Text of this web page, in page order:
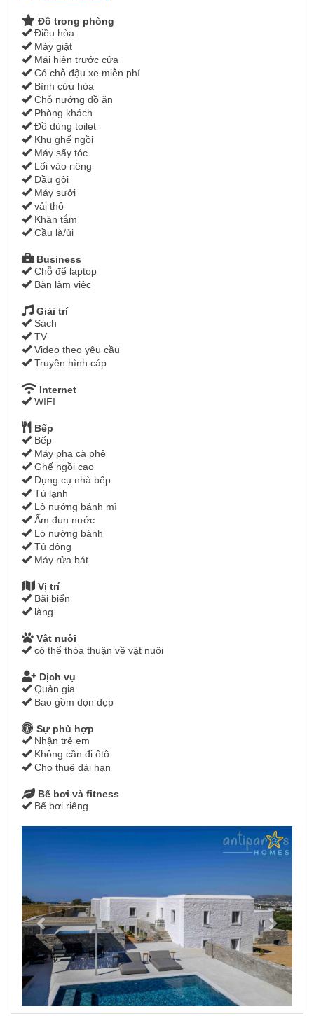
Đồ trong phòng
Điều hòa
Máy giặt
Mái hiên trước cửa
Có chỗ đậu xe miễn phí
Bình cứu hỏa
Chỗ nướng đồ ăn
Phòng khách
Đồ dùng toilet
Khu ghế ngồi
Máy sấy tóc
Lối vào riêng
Dầu gội
Máy sưởi
vải thô
Khăn tắm
Cầu là/ủi
Business
Chỗ để laptop
Bàn làm việc
Giải trí
Sách
TV
Video theo yêu cầu
Truyền hình cáp
Internet
WIFI
Bếp
Bếp
Máy pha cà phê
Ghế ngồi cao
Dụng cụ nhà bếp
Tủ lạnh
Lò nướng bánh mì
Ấm đun nước
Lò nướng bánh
Tủ đông
Máy rửa bát
Vị trí
Bãi biển
làng
Vật nuôi
có thể thỏa thuận về vật nuôi
Dịch vụ
Quản gia
Bao gồm dọn dẹp
Sự phù hợp
Nhận trẻ em
Không cần đi ôtô
Cho thuê dài hạn
Bể bơi và fitness
Bể bơi riêng
Next